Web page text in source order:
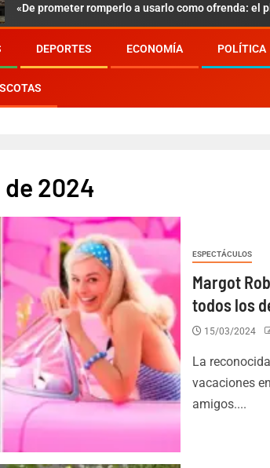
«De prometer romperlo a usarlo como ofrenda: el
DEPORTES ECONOMÍA POLÍTICA
de 2024
ESPECTÁCULOS
Margot
todos los
15/03/2024
La
vacaciones
amigos....